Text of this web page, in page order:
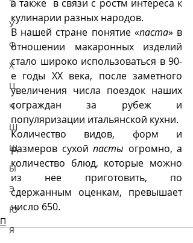
Т
У
Ф
Х
Ц
Ч
Ш
Щ
Ы
Э
Ю
Я
а также  в связи с ростм интереса к
кулинарии разных народов.
В нашей стране понятие «паста» в
отношении макаронных изделий
стало широко использоваться в 90-
е годы ХХ века, после заметного
увеличения числа поездок наших
сограждан за рубеж и
популяризации итальянской кухни.
Количество видов, форм и
размеров сухой пасты огромно, а
количество блюд, которые можно
из нее приготовить, по
сдержанным оценкам, превышает
число 650.
П